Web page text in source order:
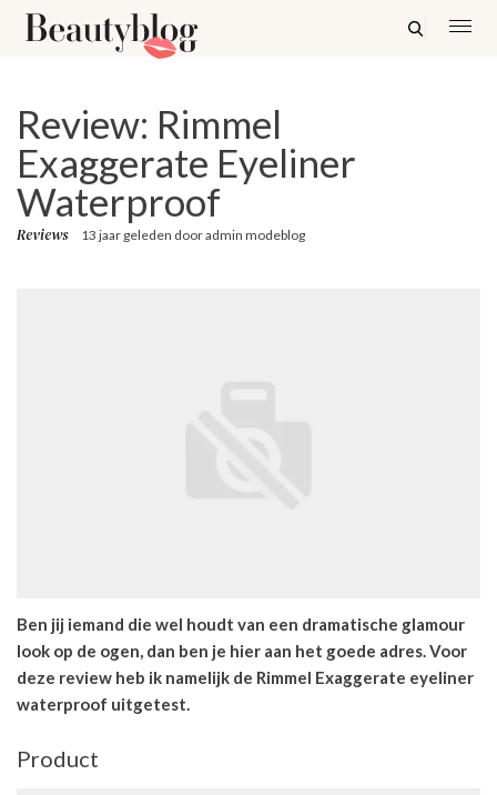
Review: Rimmel
Exaggerate Eyeliner
Waterproof
Reviews 13 jaar geleden dooradmin modeblog
Ben jij iemand die wel houdt van een dramatische glamour
look op de ogen, dan ben je hier aan het goede adres. Voor
deze review heb ik namelijk de Rimmel Exaggerate eyeliner
waterproof uitgetest.
Product